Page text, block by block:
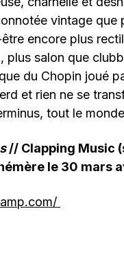
vintage que
encore plus
salon que
du Chopin joué
et rien ne se
tout le monde
// Clapping Music
le 30 mars